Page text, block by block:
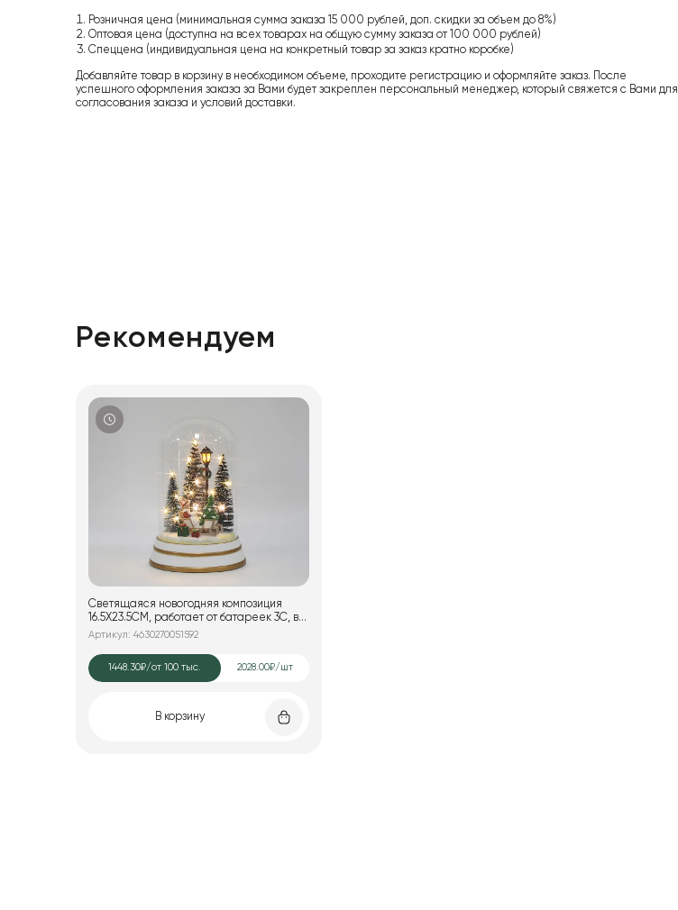
Розничная цена (минимальная сумма заказа 15 000 рублей, доп. скидки за объем до 8%)
Оптовая цена (доступна на всех товарах на общую сумму заказа от 100 000 рублей)
Спеццена (индивидуальная цена на конкретный товар за заказ кратно коробке)
Добавляйте товар в корзину в необходимом объеме, проходите регистрацию и оформляйте заказ. После
успешного оформления заказа за Вами будет закреплен персональный менеджер, который свяжется с Вами для
согласования заказа и условий доставки.
Рекомендуем
Светящаяся новогодняя композиция
16.5X23.5CM, работает от батареек 3C, в
комплект не входят
Артикул: 4630270051592
1448.30₽/от 100 тыс. 2028.00₽/шт
В корзину